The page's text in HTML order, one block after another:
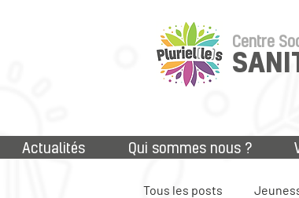
Centre
Actualités Qui sommes nous ?
Tous les posts